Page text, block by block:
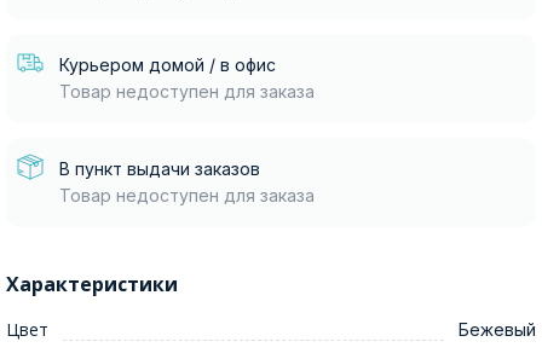
Курьером домой / в офис
Товар недоступен для заказа
В пункт выдачи заказов
Товар недоступен для заказа
Характеристики
Цвет Бежевый